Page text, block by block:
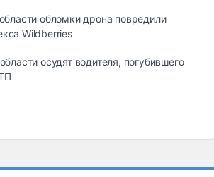
обломки дрона повредили
Wildberries
осудят водителя, погубившего